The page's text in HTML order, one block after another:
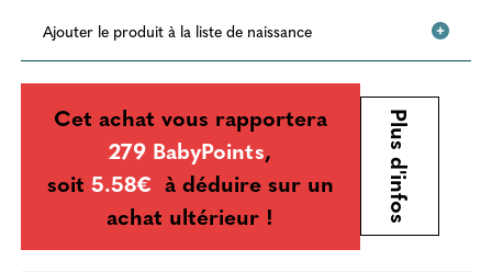
Ajouter le produit à la liste de naissance
Cet achat vous rapportera
279 BabyPoints,
soit 5.58€ à déduire sur un
achat ultérieur !
Plus d'infos